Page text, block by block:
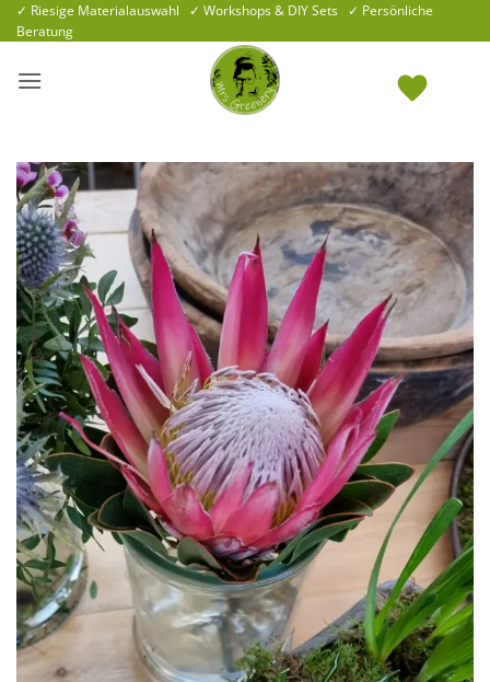
Zum
Inhalt
✓ Riesige Materialauswahl ✓ Workshops & DIY Sets ✓ Persönliche
Beratung